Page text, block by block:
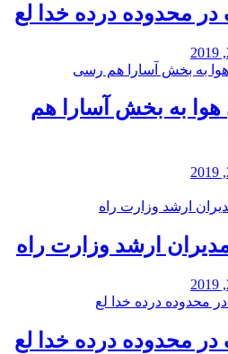
محدوده درده خدا لع
هوا به بخش آسارا هم
مدیران ارشد وزارت راه
محدوده درده خدا لع